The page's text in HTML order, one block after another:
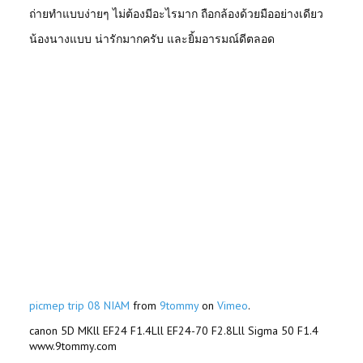
ถ่ายทำแบบง่ายๆ ไม่ต้องมีอะไรมาก ถือกล้องด้วยมืออย่างเดียว
น้องนางแบบ น่ารักมากครับ และยิ้มอารมณ์ดีตลอด
picmep trip 08 NIAM from 9tommyon Vimeo.
canon 5D MKll EF24 F1.4Lll EF24-70 F2.8Lll Sigma 50 F1.4
www.9tommy.com